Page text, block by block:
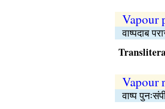
Vapour
वाष्पदाब
Vapour
वाष्प